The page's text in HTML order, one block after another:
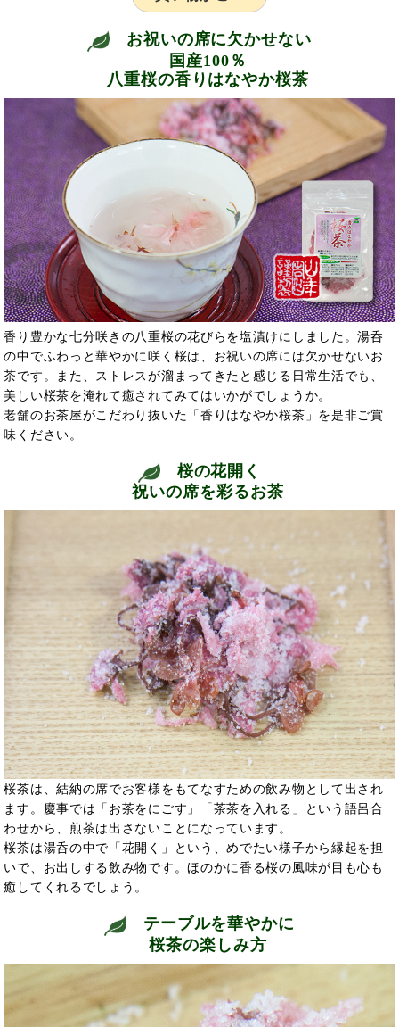
お祝いの席に欠かせない
国産100％
八重桜の香りはなやか桜茶
香り豊かな七分咲きの八重桜の花びらを塩漬けにしました。湯呑
の中でふわっと華やかに咲く桜は、お祝いの席には欠かせないお
茶です。また、ストレスが溜まってきたと感じる日常生活でも、
美しい桜茶を淹れて癒されてみてはいかがでしょうか。
老舗のお茶屋がこだわり抜いた「香りはなやか桜茶」を是非ご賞
味ください。
桜の花開く
祝いの席を彩るお茶
桜茶は、結納の席でお客様をもてなすための飲み物として出され
ます。慶事では「お茶をにごす」「茶茶を入れる」という語呂合
わせから、煎茶は出さないことになっています。
桜茶は湯呑の中で「花開く」という、めでたい様子から縁起を担
いで、お出しする飲み物です。ほのかに香る桜の風味が目も心も
癒してくれるでしょう。
テーブルを華やかに
桜茶の楽しみ方